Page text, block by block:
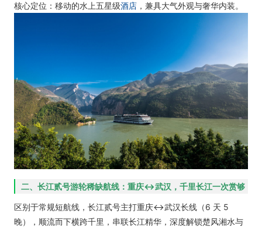
核心定位：移动的水上五星级酒店 ，兼具大气外观与奢华内装。
二、长江贰号游轮稀缺航线：重庆↔武汉，千里长江一次赏够
区别于常规短航线，长江贰号主打重庆↔武汉长线（6 天 5
晚），顺流而下横跨千里，串联长江精华，深度解锁楚风湘水与